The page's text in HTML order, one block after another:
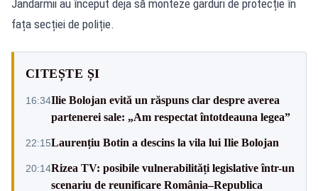
Jandarmii au început deja să monteze garduri de protecție în
fața secției de poliție.
CITEȘTE ȘI
16:34Ilie Bolojan evită un răspuns clar despre averea
partenerei sale: „Am respectat întotdeauna legea”
22:15Laurențiu Botin a descins la vila lui Ilie Bolojan
20:14Rizea TV: posibile vulnerabilități legislative într-un
scenariu de reunificare România–Republica